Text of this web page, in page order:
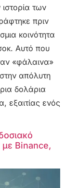
των
πριν
κοινότητα
Αυτό που
«φάλαινα»
απόλυτη
δολάρια
εξαιτίας ενός
με Binance,